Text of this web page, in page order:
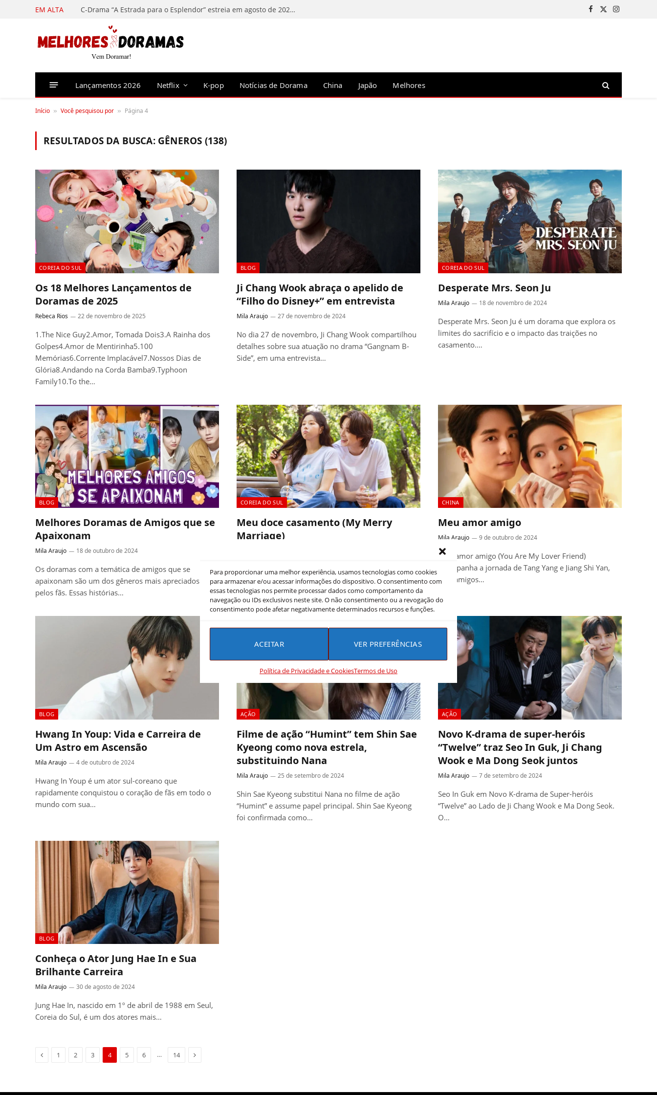
Para proporcionar uma melhor experiência, usamos tecnologias como cookies
para armazenar e/ou acessar informações do dispositivo. O consentimento com
essas tecnologias nos permite processar dados como comportamento da
navegação ou IDs exclusivos neste site. O não consentimento ou a revogação do
consentimento pode afetar negativamente determinados recursos e funções.
ACEITAR VER PREFERÊNCIAS
Política de Privacidade e CookiesTermos de Uso
EM ALTA C-Drama “A Estrada para o Esplendor” estreia em agosto de 2026 na Tencent Video Facebook
X
Instagram
Lançamentos 2026 Netflix K-pop Notícias de Dorama China Japão Melhores
Início » Você pesquisou por » Página 4
RESULTADOS DA BUSCA: GÊNEROS (138)
COREIA DO SUL
Os 18 Melhores Lançamentos de
Doramas de 2025
Rebeca Rios 22 de novembro de 2025
1.The Nice Guy2.Amor, Tomada Dois3.A Rainha dos
Golpes4.Amor de Mentirinha5.100
Memórias6.Corrente Implacável7.Nossos Dias de
Glória8.Andando na Corda Bamba9.Typhoon
Family10.To the…
BLOG
Ji Chang Wook abraça o apelido de
“Filho do Disney+” em entrevista
Mila Araujo 27 de novembro de 2024
No dia 27 de novembro, Ji Chang Wook compartilhou
detalhes sobre sua atuação no drama “Gangnam B-
Side”, em uma entrevista…
COREIA DO SUL
Desperate Mrs. Seon Ju
Mila Araujo 18 de novembro de 2024
Desperate Mrs. Seon Ju é um dorama que explora os
limites do sacrifício e o impacto das traições no
casamento.…
BLOG
Melhores Doramas de Amigos que se
Apaixonam
Mila Araujo 18 de outubro de 2024
Os doramas com a temática de amigos que se
apaixonam são um dos gêneros mais apreciados
pelos fãs. Essas histórias…
COREIA DO SUL
Meu doce casamento (My Merry
Marriage)
O dorama Meu Doce Casamento (My Merry Marriage)
acompanha a história de Maeng Gong Hee, uma
designer determinada e resiliente,…
CHINA
Meu amor amigo
Mila Araujo 9 de outubro de 2024
Meu amor amigo (You Are My Lover Friend)
acompanha a jornada de Tang Yang e Jiang Shi Yan,
dois amigos…
BLOG
Hwang In Youp: Vida e Carreira de
Um Astro em Ascensão
Mila Araujo 4 de outubro de 2024
Hwang In Youp é um ator sul-coreano que
rapidamente conquistou o coração de fãs em todo o
mundo com sua…
AÇÃO
Filme de ação “Humint” tem Shin Sae
Kyeong como nova estrela,
substituindo Nana
Mila Araujo 25 de setembro de 2024
Shin Sae Kyeong substitui Nana no filme de ação
“Humint” e assume papel principal. Shin Sae Kyeong
foi confirmada como…
AÇÃO
Novo K-drama de super-heróis
“Twelve” traz Seo In Guk, Ji Chang
Wook e Ma Dong Seok juntos
Mila Araujo 7 de setembro de 2024
Seo In Guk em Novo K-drama de Super-heróis
“Twelve” ao Lado de Ji Chang Wook e Ma Dong Seok.
O…
BLOG
Conheça o Ator Jung Hae In e Sua
Brilhante Carreira
Mila Araujo 30 de agosto de 2024
Jung Hae In, nascido em 1º de abril de 1988 em Seul,
Coreia do Sul, é um dos atores mais…
Previous
1 2 3 4 5 6 … 14 Next